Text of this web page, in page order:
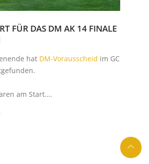
FÜR DAS DM AK 14 FINALE
hat DM-Vorausscheid im GC
am Start.…
